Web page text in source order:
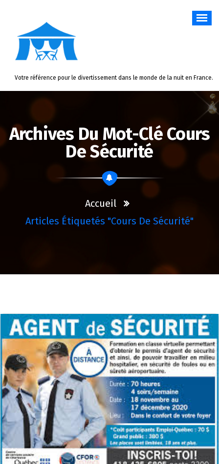
Votre référence pour le divertissement dans le monde de la nuit en France.
Archives Du Mot-Clé Cours
De Sécurité
Accueil
Articles Étiquetés "cours De Sécurité"